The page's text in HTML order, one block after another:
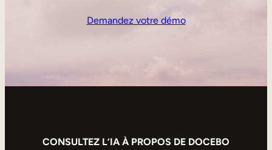
Demandez votre démo
CONSULTEZ L’IA À PROPOS DE DOCEBO